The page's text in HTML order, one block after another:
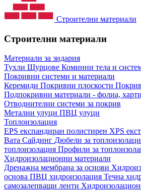
Строителни материали
Строителни материали
Материали за зидария
Тухли Щурцове Коминни тела и
Покривни системи и материали
Керемиди Покривни плоскости
Подпокривни материали - фолиа,
Отводнителни системи за покрив
Метални улуци ПВЦ улуци
Топлоизолация
EPS експандиран полистирен XPS
Вата Сайдинг Дюбели за
топлоизолация Профили за
Хидроизолационни материали
Дренажна мембрана за основи
основа ПВЦ хидроизолация Течна
самозалепващи ленти